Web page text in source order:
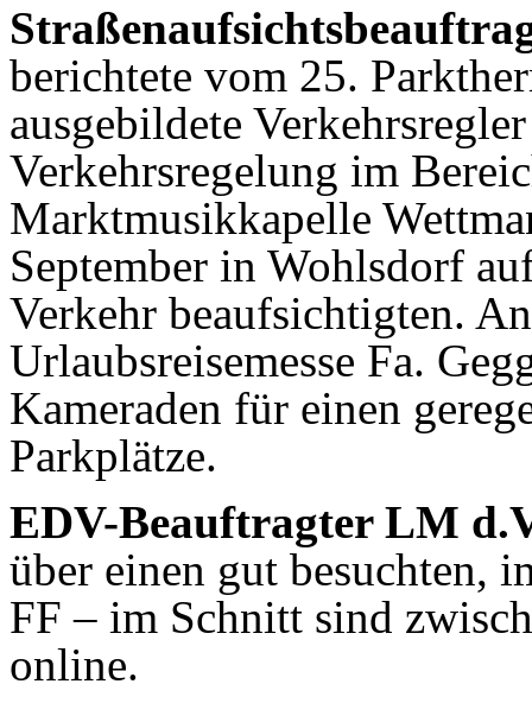
berichtete vom 25.
ausgebildete
Verkehrsregelung im
Marktmusikkapelle
September in Wohlsdorf
Verkehr beaufsichtigten.
Urlaubsreisemesse Fa.
Kameraden für einen
Parkplätze.
EDV-Beauftragter LM
über einen gut besuchten,
FF – im Schnitt sind
online.